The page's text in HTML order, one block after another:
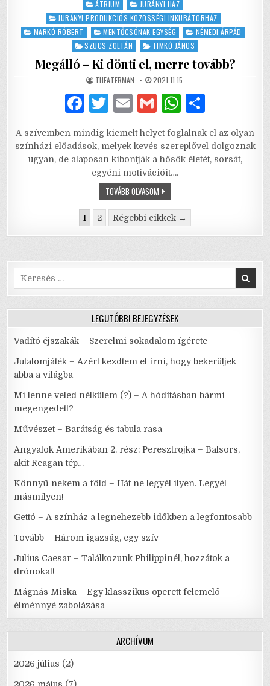
Posted
in
ÁTRIUM
JURÁNYI HÁZ
JURÁNYI PRODUKCIÓS KÖZÖSSÉGI INKUBÁTORHÁZ
MARKÓ RÓBERT
MENTŐCSÓNAK EGYSÉG
NÉMEDI ÁRPÁD
SZÜCS ZOLTÁN
TIMKÓ JÁNOS
Megálló – Ki dönti el, merre tovább?
AUTHOR:
THEATERMAN PUBLISHED
DATE:
2021.11.15.
F
c
e
b
o
k
T
it
te
r
E
ai
l
G
ai
l
W
at
s
p
ar
e
A szívemben mindig kiemelt helyet foglalnak el az olyan
színházi előadások, melyek kevés szereplővel dolgoznak
ugyan, de alaposan kibontják a hősök életét, sorsát,
egyéni motivációit….
TOVÁBB OLVASOMMEGÁLLÓ
–
DÖNTI
EL,
MERRE
TOVÁBB?
Bejegyzés
navigáció
1 2 Régebbi cikkek →
Search
for:
LEGUTÓBBI BEJEGYZÉSEK
Vadító éjszakák – Szerelmi sokadalom ígérete
Jutalomjáték – Azért kezdtem el írni, hogy bekerüljek
abba a világba
Mi lenne veled nélkülem (?) – A hódításban bármi
megengedett?
Művészet – Barátság és tabula rasa
Angyalok Amerikában 2. rész: Peresztrojka – Balsors,
akit Reagan tép…
Könnyű nekem a föld – Hát ne legyél ilyen. Legyél
másmilyen!
Gettó – A színház a legnehezebb időkben a legfontosabb
Tovább – Három igazság, egy szív
Julius Caesar – Találkozunk Philippinél, hozzátok a
drónokat!
Mágnás Miska – Egy klasszikus operett felemelő
élménnyé zabolázása
ARCHÍVUM
2026 július (2)